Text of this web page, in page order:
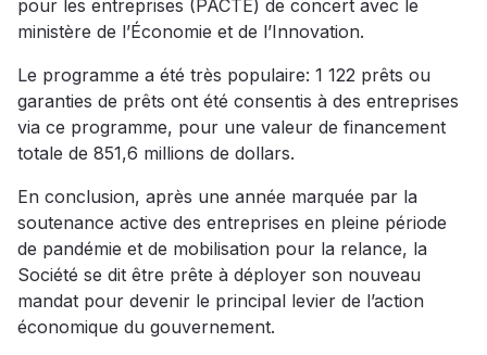
pour les entreprises (PACTE) de concert avec le
ministère de l’Économie et de l’Innovation.
Le programme a été très populaire: 1 122 prêts ou
garanties de prêts ont été consentis à des entreprises
via ce programme, pour une valeur de financement
totale de 851,6 millions de dollars.
En conclusion, après une année marquée par la
soutenance active des entreprises en pleine période
de pandémie et de mobilisation pour la relance, la
Société se dit être prête à déployer son nouveau
mandat pour devenir le principal levier de l’action
économique du gouvernement.